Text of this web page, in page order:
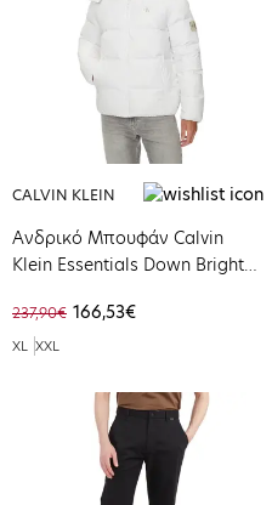
CALVIN KLEIN
Ανδρικό Μπουφάν Calvin
Klein Essentials Down Bright
237,90€ 166,53€
XL XXL